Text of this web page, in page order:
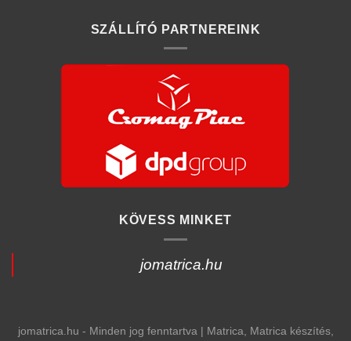
SZÁLLÍTÓ PARTNEREINK
KÖVESS MINKET
jomatrica.hu
jomatrica.hu - Minden jog fenntartva | Matrica, Matrica készítés,